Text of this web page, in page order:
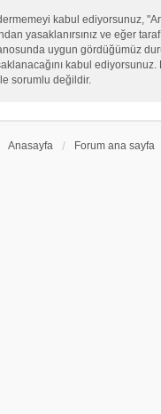
kabul ediyorsunuz,
yasaklanırsınız ve eğer
uygun gördüğümüz
kabul
sorumlu değildir.
Anasayfa Forum ana sayfa